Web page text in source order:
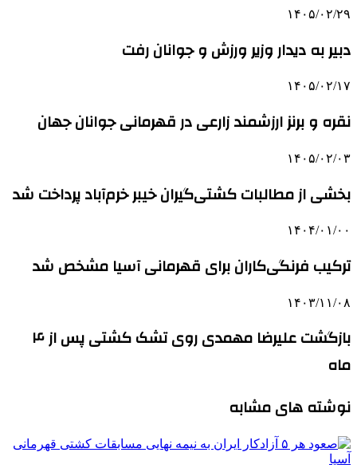
۱۴۰۵/۰۲/۲۹
دبیر به دیدار وزیر ورزش و جوانان رفت
۱۴۰۵/۰۲/۱۷
نقره و برنز ارزشمند زارعی در قهرمانی جوانان جهان
۱۴۰۵/۰۲/۰۳
بخشی از مطالبات کشتی‌گیران خیبر خرم‌آباد پرداخت شد
۱۴۰۴/۰۱/۰۰
ترکیب فرنگی‌کاران برای قهرمانی آسیا مشخص شد
۱۴۰۳/۱۱/۰۸
بازگشت علیرضا مهمدی روی تشک کشتی پس از ۴
ماه
نوشته های مشابه